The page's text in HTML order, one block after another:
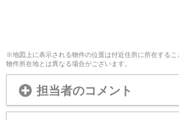
※地図上に表示される物件の位置は付近住所に所在する
物件所在地とは異なる場合がございます。
担当者のコメント